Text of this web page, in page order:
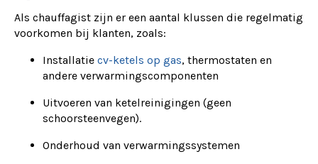
Als chauffagist zijn er een aantal klussen die regelmatig
voorkomen bij klanten, zoals:
Installatie cv-ketels op gas, thermostaten en
andere verwarmingscomponenten
Uitvoeren van ketelreinigingen (geen
schoorsteenvegen).
Onderhoud van verwarmingssystemen